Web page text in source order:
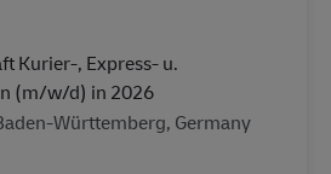
Kurier-, Express- u.
(m/w/d) in 2026
Württemberg, Germany